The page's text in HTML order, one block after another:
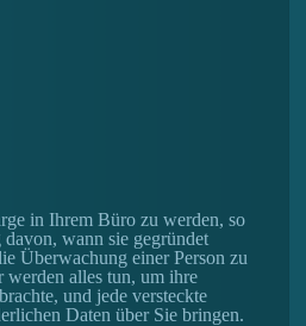
in Ihrem Büro zu werden, so
wann sie gegründet
Überwachung einer Person zu
werden alles tun, um ihre
und jede versteckte
Daten über Sie bringen.